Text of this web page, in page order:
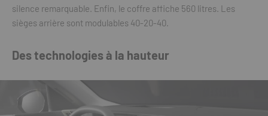
silence remarquable. Enfin, le coffre affiche 560 litres. Les
sièges arrière sont modulables 40-20-40.
Des technologies à la hauteur